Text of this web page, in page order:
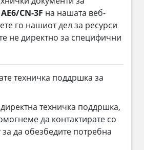
AE6/CN-3F на нашата веб-
го нашиот дел за ресурси
не директно за специфични
техничка поддршка за
техничка поддршка,
да контактирате со
да обезбедите потребна